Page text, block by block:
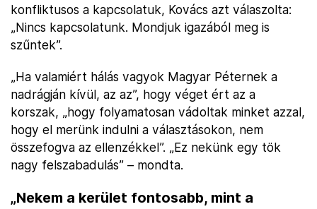
konfliktusos a kapcsolatuk, Kovács azt válaszolta:
„Nincs kapcsolatunk. Mondjuk igazából meg is
szűntek”.
„Ha valamiért hálás vagyok Magyar Péternek a
nadrágján kívül, az az”, hogy véget ért az a
korszak, „hogy folyamatosan vádoltak minket azzal,
hogy el merünk indulni a választásokon, nem
összefogva az ellenzékkel”. „Ez nekünk egy tök
nagy felszabadulás” – mondta.
„Nekem a kerület fontosabb, mint a